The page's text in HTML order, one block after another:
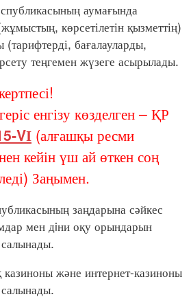
аумағында
көрсетілетін қызметтің)
бағалауларды,
теңгемен жүзеге асырылады.
енгізу көзделген – ҚР
VІ (алғашқы ресми
кейін үш ай өткен соң
Заңымен.
заңдарына сәйкес
мен дiни оқу орындарын
және интернет-казиноны